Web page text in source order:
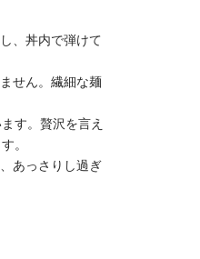
、丼内で弾けて
せん。繊細な麺
す。贅沢を言え
。
あっさりし過ぎ